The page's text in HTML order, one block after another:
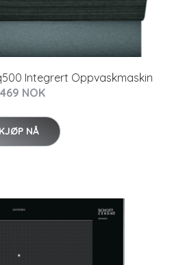
Integrert Oppvaskmaskin
NOK
KJØP NÅ